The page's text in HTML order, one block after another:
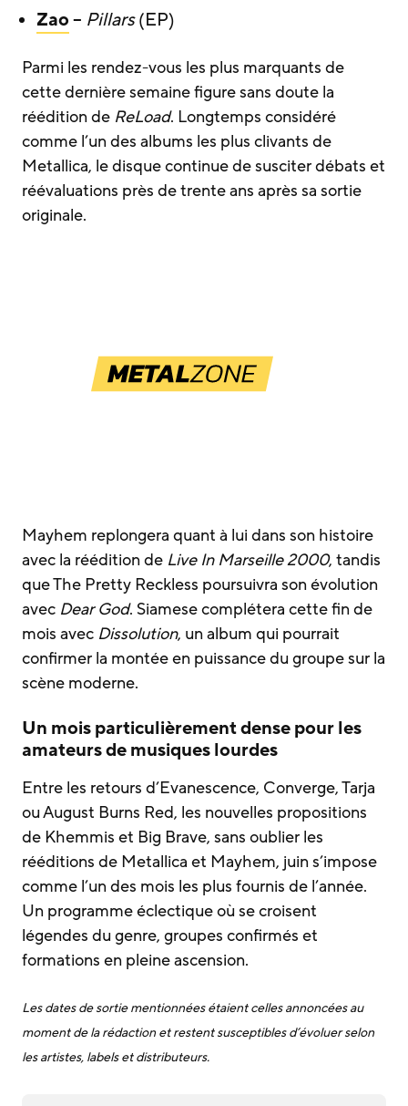
Zao– Pillars(EP)
Parmi les rendez-vous les plus marquants de
cette dernière semaine figure sans doute la
réédition de ReLoad. Longtemps considéré
comme l’un des albums les plus clivants de
Metallica, le disque continue de susciter débats et
réévaluations près de trente ans après sa sortie
originale.
Mayhem replongera quant à lui dans son histoire
avec la réédition de Live In Marseille 2000, tandis
que The Pretty Reckless poursuivra son évolution
avec Dear God. Siamese complétera cette fin de
mois avec Dissolution, un album qui pourrait
confirmer la montée en puissance du groupe sur la
scène moderne.
Un mois particulièrement dense pour les
amateurs de musiques lourdes
Entre les retours d’Evanescence, Converge, Tarja
ou August Burns Red, les nouvelles propositions
de Khemmis et Big Brave, sans oublier les
rééditions de Metallica et Mayhem, juin s’impose
comme l’un des mois les plus fournis de l’année.
Un programme éclectique où se croisent
légendes du genre, groupes confirmés et
formations en pleine ascension.
Les dates de sortie mentionnées étaient celles annoncées au
moment de la rédaction et restent susceptibles d’évoluer selon
les artistes, labels et distributeurs.